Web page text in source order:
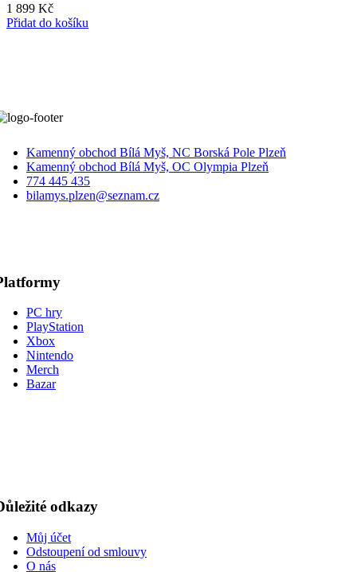
1 899 Kč
Přidat do košíku
Kamenný obchod Bílá Myš, NC Borská Pole Plzeň
Kamenný obchod Bílá Myš, OC Olympia Plzeň
774 445 435
bilamys.plzen@seznam.cz
PC hry
PlayStation
Xbox
Nintendo
Merch
Bazar
odkazy
Můj účet
Odstoupení od smlouvy
O nás